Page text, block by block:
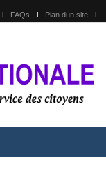
FAQs Plan dun site